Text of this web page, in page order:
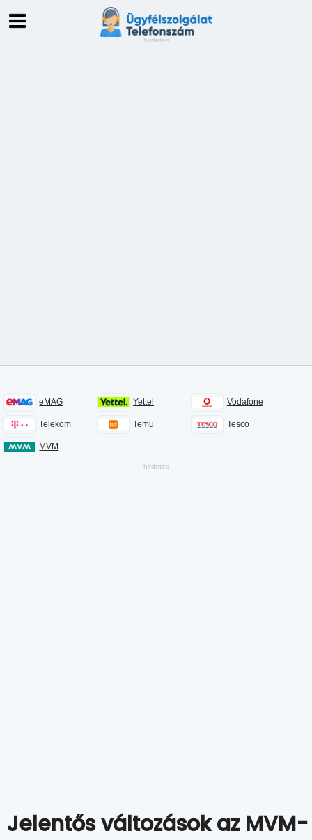
eMAG Yettel Vodafone
Telekom Temu Tesco
MVM
Jelentős változások az MVM-